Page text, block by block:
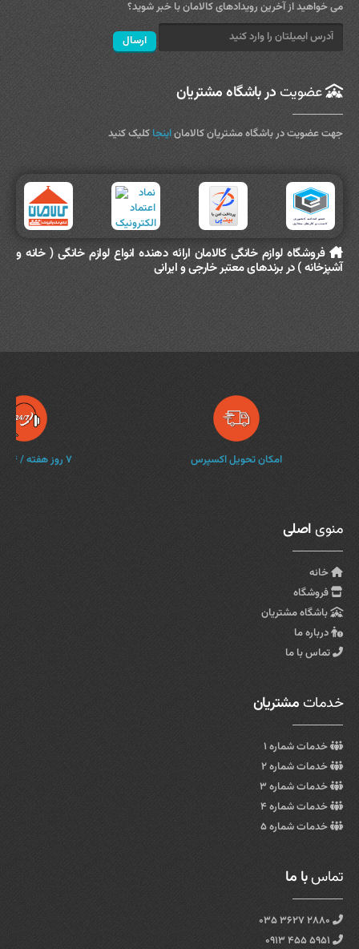
می خواهید از آخرین رویدادهای کالامان با خبر شوید؟
عضویت در باشگاه مشتریان
جهت عضویت در باشگاه مشتریان کالاماناینجا کلیک کنید
فروشگاه لوازم خانگی کالامان ارائه دهنده انواع لوازم خانگی ( خانه و
آشپزخانه ) در برندهای معتبر خارجی و ایرانی
امکان تحویل اکسپرس ۷ روز هفته / ۲۴ ساعته
منویاصلی
خانه
فروشگاه
باشگاه مشتریان
درباره ما
تماس با ما
خدمات مشتریان
خدمات شماره ۱
خدمات شماره ۲
خدمات شماره ۳
خدمات شماره ۴
خدمات شماره ۵
تماسبا ما